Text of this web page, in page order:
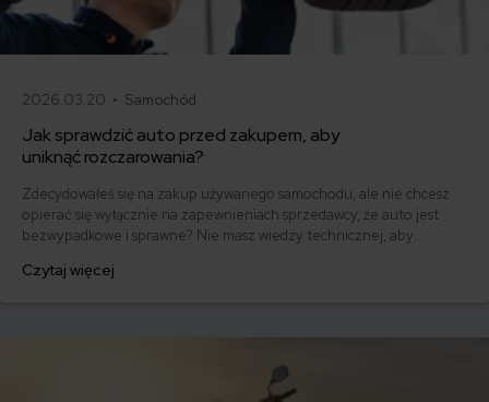
2026.03.20 • Samochód
Jak sprawdzić auto przed zakupem, aby
uniknąć rozczarowania?
Zdecydowałeś się na zakup używanego samochodu, ale nie chcesz
opierać się wyłącznie na zapewnieniach sprzedawcy, że auto jest
bezwypadkowe i sprawne? Nie masz wiedzy technicznej, aby
technicznego samochodu możesz zlecić fachowcom. Dowiedz się, jak
Czytaj więcej